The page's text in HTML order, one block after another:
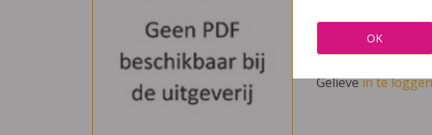
978-94-926-8282-6
Gelievein te
OK